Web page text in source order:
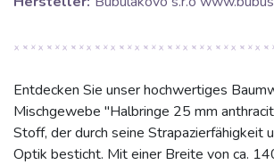
Entdecken Sie unser hochwertiges
Mischgewebe "Halbringe 25 mm
Stoff, der durch seine Strapazierfähigkeit
Optik besticht. Mit einer Breite von ca.